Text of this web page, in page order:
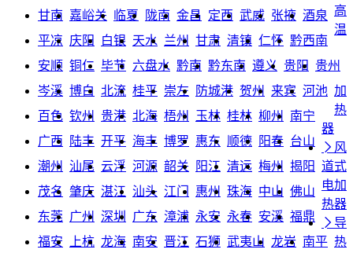
甘南 嘉峪关 临夏 陇南 金昌 定西 武威 张掖 酒泉
平凉 庆阳 白银 天水 兰州 甘肃 清镇 仁怀 黔西南
安顺 铜仁 毕节 六盘水 黔南 黔东南 遵义 贵阳 贵州
岑溪 博白 北流 桂平 崇左 防城港 贺州 来宾 河池
百色 钦州 贵港 北海 梧州 玉林 桂林 柳州
南宁
广西
陆丰 开平 海丰 博罗 惠东 顺德 阳春 台山
潮州
汕尾 云浮 河源 韶关 阳江 清远 梅州
揭阳
茂名 肇庆 湛江 汕头 江门 惠州 珠海 中山 佛山
东莞 广州 深圳 广东 漳浦 永安 永春 安溪 福鼎
福安 上杭 龙海 南安 晋江 石狮 武夷山 龙岩 南平
高
温
加
热
器
 风
道式
电加
热器
 导
热